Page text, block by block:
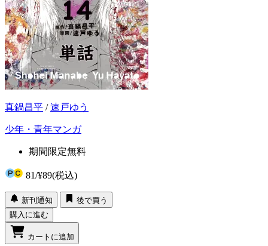
真鍋昌平 /速戸ゆう
少年・青年マンガ
期間限定無料
81/¥89(税込)
新刊通知
後で買う
購入に進む
カートに追加